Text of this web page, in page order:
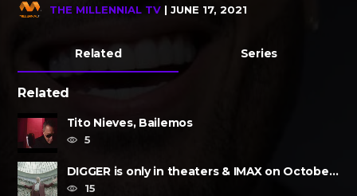
THE MILLENNIAL TV | JUNE 17, 2021
Related Series
Related
Tito Nieves, Bailemos
5
DIGGER is only in theaters & IMAX on October
2, 2026
15